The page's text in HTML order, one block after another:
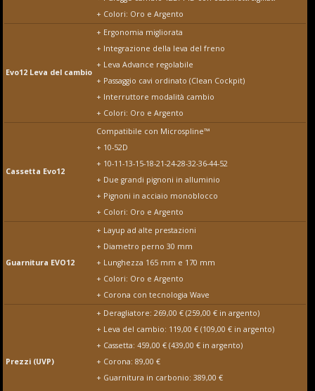
+ Colori: Oro e Argento
Evo12 Leva del cambio
+ Ergonomia migliorata
+ Integrazione della leva del freno
+ Leva Advance regolabile
+ Passaggio cavi ordinato (Clean Cockpit)
+ Interruttore modalità cambio
+ Colori: Oro e Argento
Cassetta Evo12
Compatibile con Microspline™
+ 10-52D
+ 10-11-13-15-18-21-24-28-32-36-44-52
+ Due grandi pignoni in alluminio
+ Pignoni in acciaio monoblocco
+ Colori: Oro e Argento
Guarnitura EVO12
+ Layup ad alte prestazioni
+ Diametro perno 30 mm
+ Lunghezza 165 mm e 170 mm
+ Colori: Oro e Argento
+ Corona con tecnologia Wave
Prezzi (UVP)
+ Deragliatore: 269,00 € (259,00 € in argento)
+ Leva del cambio: 119,00 € (109,00 € in argento)
+ Cassetta: 459,00 € (439,00 € in argento)
+ Corona: 89,00 €
+ Guarnitura in carbonio: 389,00 €